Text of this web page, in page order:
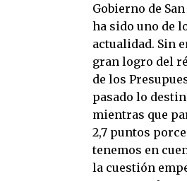
Gobierno de
ha sido uno de
actualidad. Sin
gran logro del
de los
pasado lo
mientras que
2,7 puntos
tenemos en
la cuestión